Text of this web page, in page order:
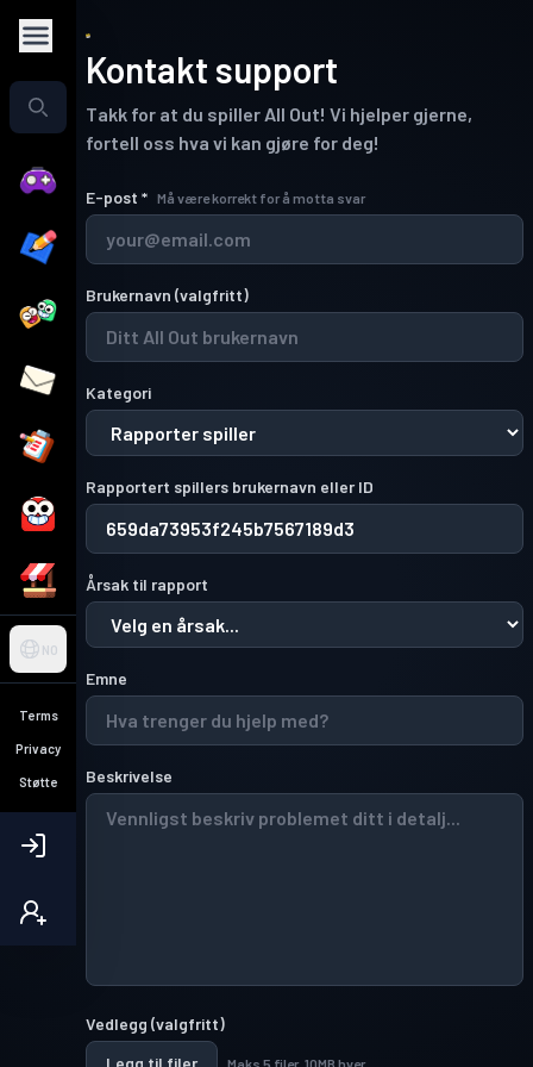
NO
Terms
Privacy
Støtte
Kontakt support
Takk for at du spiller All Out! Vi hjelper gjerne,
fortell oss hva vi kan gjøre for deg!
E-post * Må være korrekt for å motta svar
Brukernavn (valgfritt)
Kategori
Rapportert spillers brukernavn eller ID
Årsak til rapport
Emne
Beskrivelse
Vedlegg (valgfritt)
Legg til filer
Maks 5 filer, 10MB hver